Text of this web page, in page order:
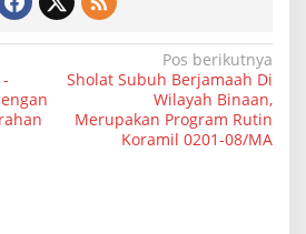
Pos berikutnya
Sholat Subuh Berjamaah Di
Wilayah Binaan,
Merupakan Program Rutin
Koramil 0201-08/MA